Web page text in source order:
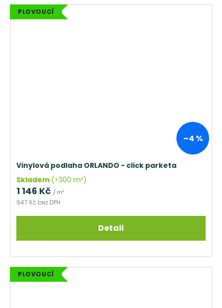
PLOVOUCÍ
–4 %
Vinylová podlaha ORLANDO - click parketa
Skladem (>300 m²)
947 Kč bez DPH
1 146 Kč / m²
Detail
PLOVOUCÍ